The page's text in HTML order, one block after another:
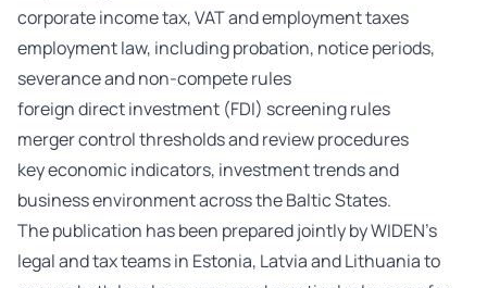
corporate income tax, VAT and employment taxes
employment law, including probation, notice periods,
severance and non-compete rules
foreign direct investment (FDI) screening rules
merger control thresholds and review procedures
key economic indicators, investment trends and
business environment across the Baltic States.
The publication has been prepared jointly by WIDEN’s
legal and tax teams in Estonia, Latvia and Lithuania to